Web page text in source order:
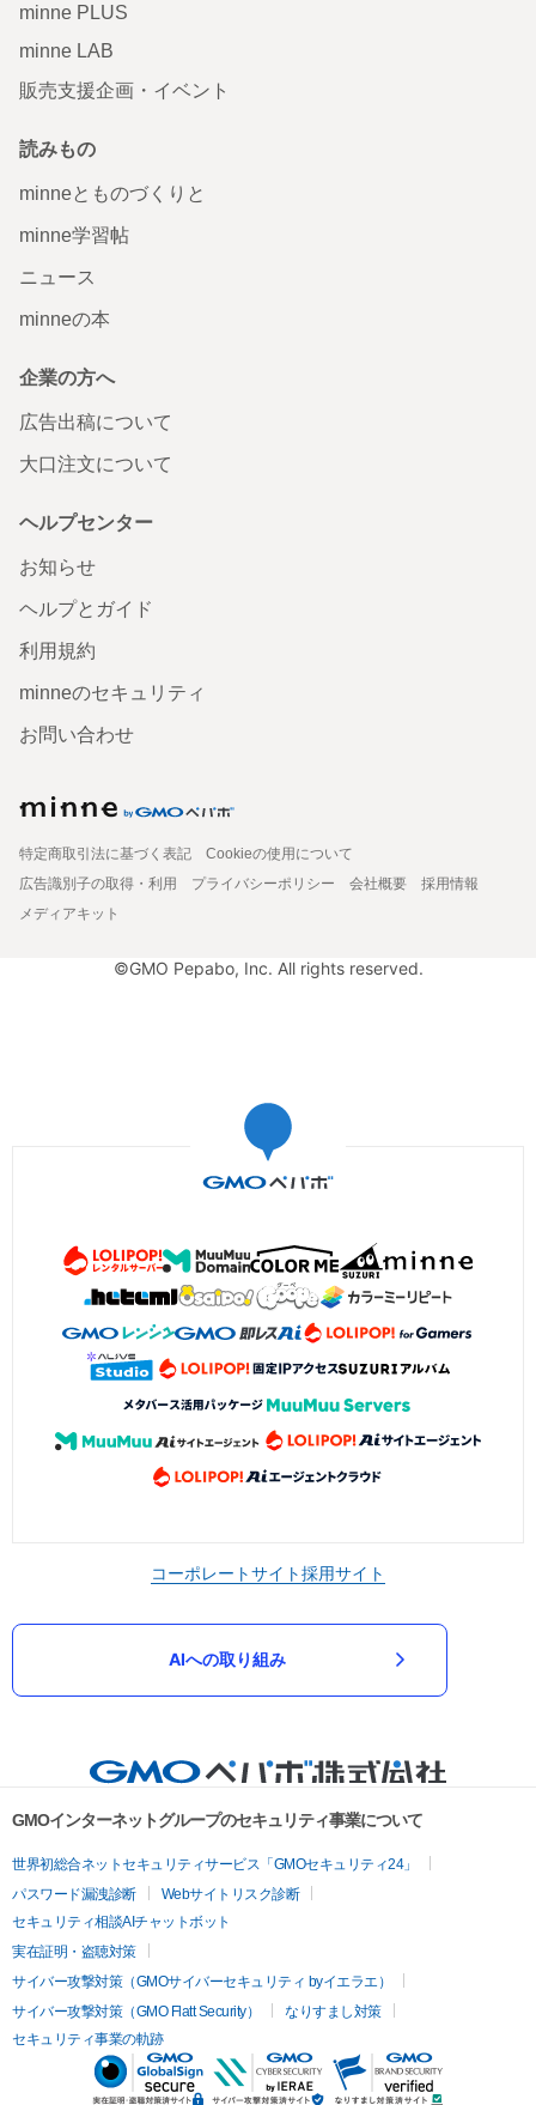
minne PLUS
minne LAB
販売支援企画・イベント
読みもの
minneとものづくりと
minne学習帖
ニュース
minneの本
企業の方へ
広告出稿について
大口注文について
ヘルプセンター
お知らせ
ヘルプとガイド
利用規約
minneのセキュリティ
お問い合わせ
特定商取引法に基づく表記
Cookieの使用について
広告識別子の取得・利用
プライバシーポリシー 会社概要
採用情報
メディアキット
©GMO Pepabo, Inc. All rights reserved.
コーポレートサイト採用サイト
AIへの取り組み
GMOインターネットグループのセキュリティ事業について
世界初総合ネットセキュリティサービス「GMOセキュリティ24」
パスワード漏洩診断
Webサイトリスク診断
セキュリティ相談AIチャットボット
実在証明・盗聴対策
サイバー攻撃対策（GMOサイバーセキュリティ byイエラエ）
サイバー攻撃対策（GMO Flatt Security）
なりすまし対策
セキュリティ事業の軌跡